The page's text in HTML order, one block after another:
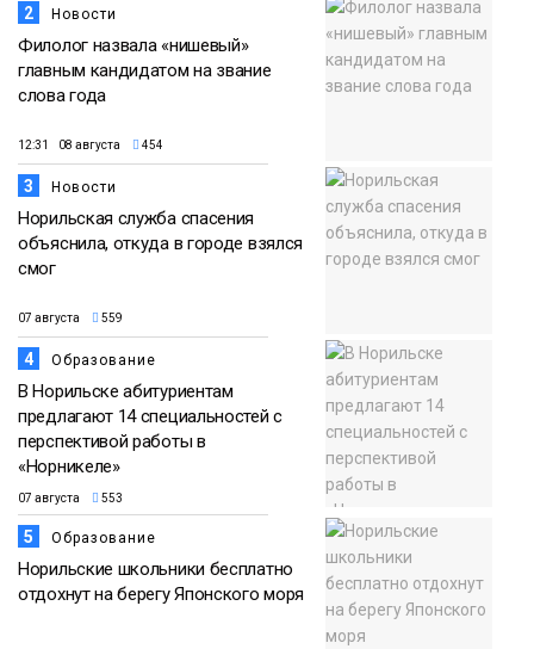
2 Новости
Филолог назвала «нишевый»
главным кандидатом на звание
слова года
12:31 08 августа 454
3 Новости
Норильская служба спасения
объяснила, откуда в городе взялся
смог
07 августа 559
4 Образование
В Норильске абитуриентам
предлагают 14 специальностей с
перспективой работы в
«Норникеле»
07 августа 553
5 Образование
Норильские школьники бесплатно
отдохнут на берегу Японского моря